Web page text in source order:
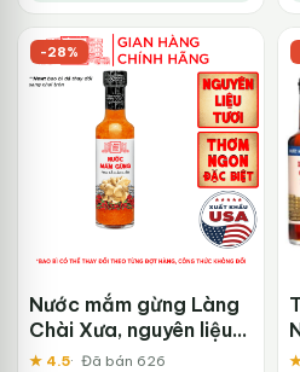
-28%
Nước mắm gừng Làng
Chài Xưa, nguyên liệu
tươi, thơm ngon đặc
★ 4.5 Đã bán 626